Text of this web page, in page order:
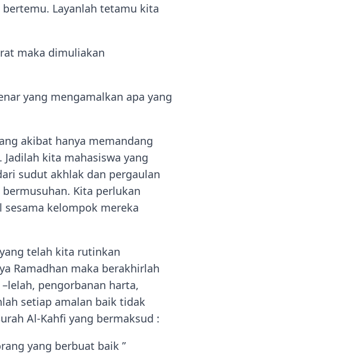
Layanlah tetamu kita
maka dimuliakan
yang mengamalkan apa yang
akibat hanya memandang
kita mahasiswa yang
sudut akhlak dan pergaulan
Kita perlukan
kelompok mereka
telah kita rutinkan
Ramadhan maka berakhirlah
pengorbanan harta,
setiap amalan baik tidak
Al-Kahfi yang bermaksud :
yang berbuat baik ”